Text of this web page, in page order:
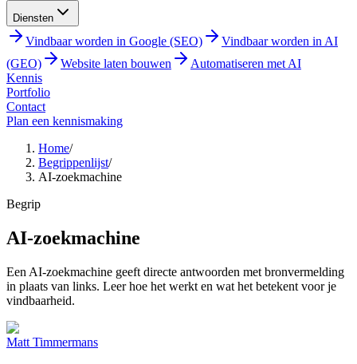
Diensten
Vindbaar worden in Google (SEO)
Vindbaar worden in AI
(GEO)
Website laten bouwen
Automatiseren met AI
Kennis
Portfolio
Contact
Plan een kennismaking
Home/
Begrippenlijst/
AI-zoekmachine
Begrip
AI-zoekmachine
Een AI-zoekmachine geeft directe antwoorden met bronvermelding
in plaats van links. Leer hoe het werkt en wat het betekent voor je
vindbaarheid.
Matt Timmermans